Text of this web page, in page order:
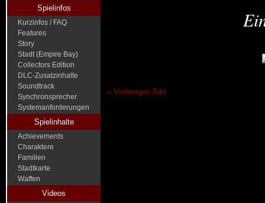
Spielinfos
Kurzinfos / FAQ
Features
Story
Stadt (Empire Bay)
Collectors Edition
DLC-Zusatzinhalte
Soundtrack
Synchronsprecher
Systemanforderungen
Spielinhalte
Achievements
Charaktere
Familien
Stadtkarte
Waffen
Videos
« Vorheriges Bild